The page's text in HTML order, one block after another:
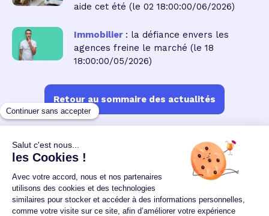
aide cet été (le 02 18:00:00/06/2026)
Immobilier : la défiance envers les
agences freine le marché (le 18
18:00:00/05/2026)
Retour au sommaire des actualités
Un crédit vous engage et doit être remboursé.
Vérifiez vos capacités de remboursement avant de
vous engager.